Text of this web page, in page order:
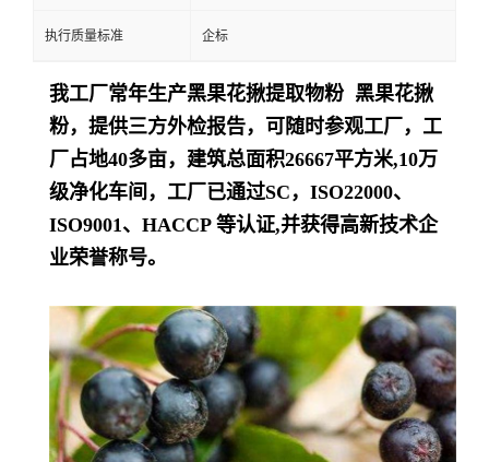
执行质量标准 企标
我工厂常年生产黑果花揪提取物粉 黑果花揪
粉，提供三方外检报告，可随时参观工厂，工
厂占地40多亩，建筑总面积26667平方米,10万
级净化车间，工厂已通过SC，ISO22000、
ISO9001、HACCP 等认证,并获得高新技术企
业荣誉称号。